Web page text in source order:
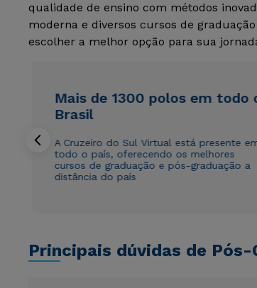
qualidade de ensino com métodos
moderna e diversos cursos de
escolher a melhor opção para sua
Mais de 1300 polos em todo
Brasil
A Cruzeiro do Sul Virtual está presente
todo o país, oferecendo os melhores
cursos de graduação e pós-graduação a
distância do país
Principais dúvidas de Pós-